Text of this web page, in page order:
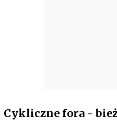
Cykliczne fora -